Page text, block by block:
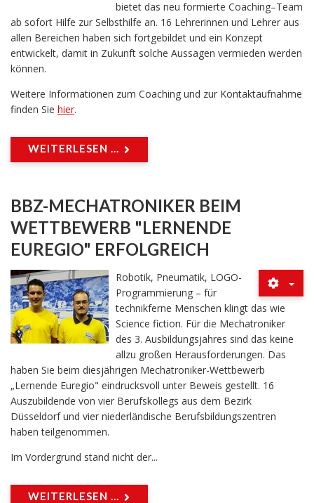
bietet das neu formierte Coaching–Team
ab sofort Hilfe zur Selbsthilfe an. 16 Lehrerinnen und Lehrer aus
allen Bereichen haben sich fortgebildet und ein Konzept
entwickelt, damit in Zukunft solche Aussagen vermieden werden
können.
Weitere Informationen zum Coaching und zur Kontaktaufnahme
finden Sie hier.
WEITERLESEN ...
BBZ-MECHATRONIKER BEIM
WETTBEWERB "LERNENDE
EUREGIO" ERFOLGREICH
Robotik, Pneumatik, LOGO-
Programmierung – für
technikferne Menschen klingt das wie
Science fiction. Für die Mechatroniker
des 3. Ausbildungsjahres sind das keine
allzu großen Herausforderungen. Das
haben Sie beim diesjährigen Mechatroniker-Wettbewerb
„Lernende Euregio" eindrucksvoll unter Beweis gestellt. 16
Auszubildende von vier Berufskollegs aus dem Bezirk
Düsseldorf und vier niederländische Berufsbildungszentren
haben teilgenommen.
Im Vordergrund stand nicht der...
WEITERLESEN ...